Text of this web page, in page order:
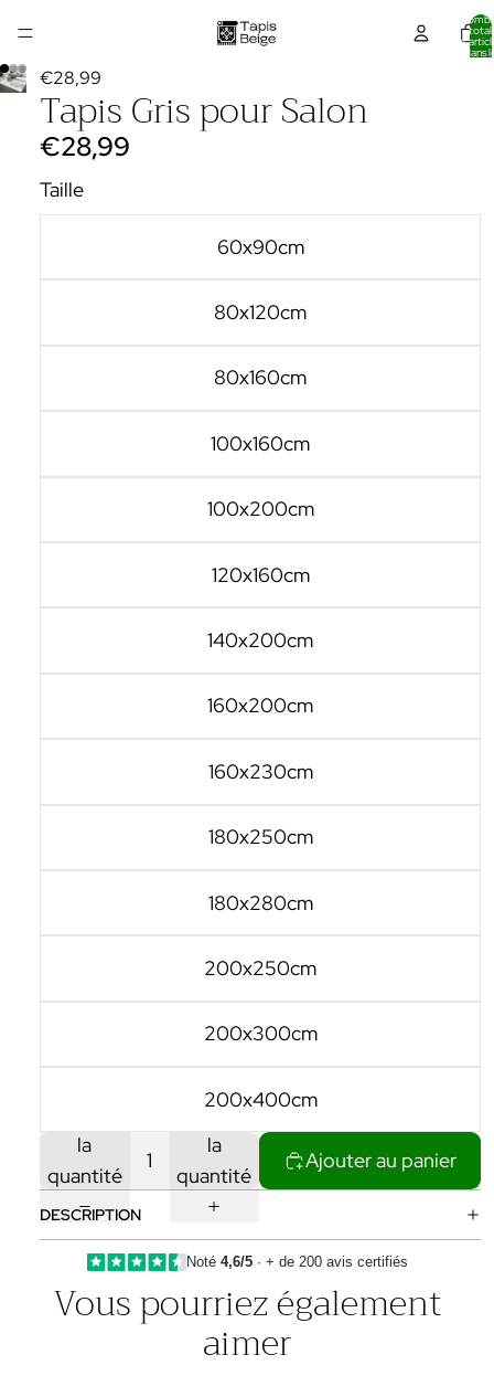
total
dans
€28,99
Tapis Gris pour Salon
€28,99
Taille
60x90cm
80x120cm
80x160cm
100x160cm
100x200cm
120x160cm
140x200cm
160x200cm
160x230cm
180x250cm
180x280cm
200x250cm
200x300cm
200x400cm
la
quantité
Augmenter
la
quantité
Ajouter au panier
DESCRIPTION
Noté 4,6/5· + de 200 avis certifiés
Vous pourriez également
aimer